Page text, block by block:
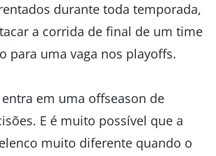
durante toda temporada,
a corrida de final de um time
para uma vaga nos playoffs.
em uma offseason de
E é muito possível que a
muito diferente quando o